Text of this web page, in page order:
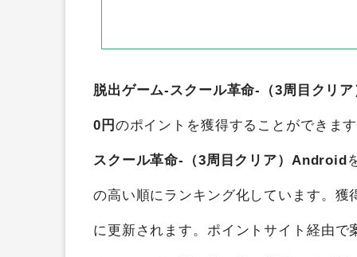
脱出ゲーム-スクール革命-（3周目クリ
0円 のポイントを獲得することができま
スクール革命-（3周目クリア）Android
の高い順にランキング化しています。
に更新されます。ポイントサイト経由